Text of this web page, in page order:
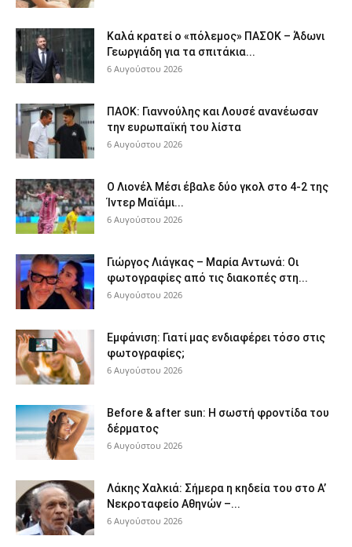
Καλά κρατεί ο «πόλεμος» ΠΑΣΟΚ – Άδωνι
Γεωργιάδη για τα σπιτάκια...
6 Αυγούστου 2026
ΠΑΟΚ: Γιαννούλης και Λουσέ ανανέωσαν
την ευρωπαϊκή του λίστα
6 Αυγούστου 2026
Ο Λιονέλ Μέσι έβαλε δύο γκολ στο 4-2 της
Ίντερ Μαϊάμι...
6 Αυγούστου 2026
Γιώργος Λιάγκας – Μαρία Αντωνά: Οι
φωτογραφίες από τις διακοπές στη...
6 Αυγούστου 2026
Εμφάνιση: Γιατί μας ενδιαφέρει τόσο στις
φωτογραφίες;
6 Αυγούστου 2026
Before & after sun: Η σωστή φροντίδα του
δέρματος
6 Αυγούστου 2026
Λάκης Χαλκιά: Σήμερα η κηδεία του στο Α’
Νεκροταφείο Αθηνών –...
6 Αυγούστου 2026